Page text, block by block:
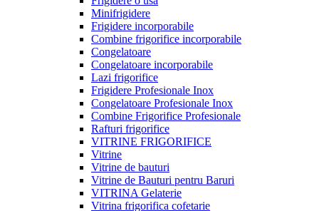
Minifrigidere
Frigidere incorporabile
Combine frigorifice incorporabile
Congelatoare
Congelatoare incorporabile
Lazi frigorifice
Frigidere Profesionale Inox
Congelatoare Profesionale Inox
Combine Frigorifice Profesionale
Rafturi frigorifice
VITRINE FRIGORIFICE
Vitrine
Vitrine de bauturi
Vitrine de Bauturi pentru Baruri
VITRINA Gelaterie
Vitrina frigorifica cofetarie